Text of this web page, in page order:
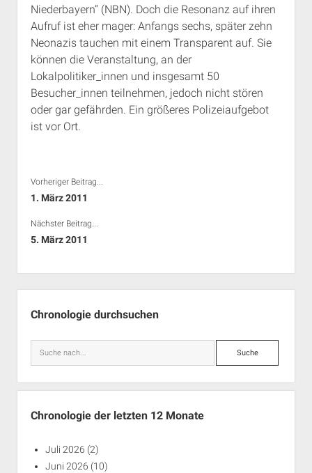
Rechte Termine München
Über a.i.d.a.
RSS-Feeds, Twitter & Facebook
Bibliothek
Kontakt & PGP-Key
Niederbayern“ (NBN). Doch die Resonanz auf ihren
Aufruf ist eher mager: Anfangs sechs, später zehn
Neonazis tauchen mit einem Transparent auf. Sie
können die Veranstaltung, an der
Lokalpolitiker_innen und insgesamt 50
Besucher_innen teilnehmen, jedoch nicht stören
oder gar gefährden. Ein größeres Polizeiaufgebot
ist vor Ort.
Vorheriger Beitrag...
1. März 2011
Nächster Beitrag...
5. März 2011
Chronologie durchsuchen
Suche
Chronologie der letzten 12 Monate
Juli 2026 (2)
Juni 2026 (10)